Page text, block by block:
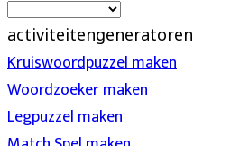
activiteitengeneratoren
Kruiswoordpuzzel maken
Woordzoeker maken
Legpuzzel maken